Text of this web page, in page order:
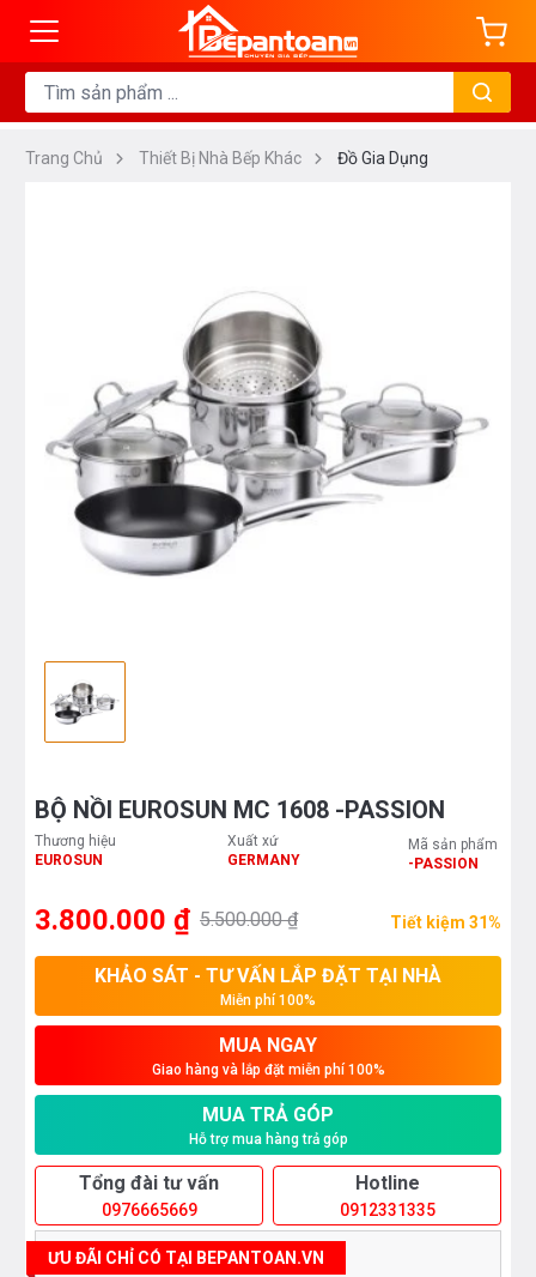
Trang Chủ Thiết Bị Nhà Bếp Khác Đồ Gia Dụng
BỘ NỒI EUROSUN MC 1608 -PASSION
Thương hiệu
EUROSUN
Xuất xứ
GERMANY
Mã sản phẩm
-PASSION
3.800.000 ₫ 5.500.000 ₫ Tiết kiệm 31%
KHẢO SÁT - TƯ VẤN LẮP ĐẶT TẠI NHÀ
Miễn phí 100%
MUA NGAY
Giao hàng và lắp đặt miễn phí 100%
MUA TRẢ GÓP
Hỗ trợ mua hàng trả góp
Tổng đài tư vấn
0976665669
Hotline
0912331335
ƯU ĐÃI CHỈ CÓ TẠI BEPANTOAN.VN